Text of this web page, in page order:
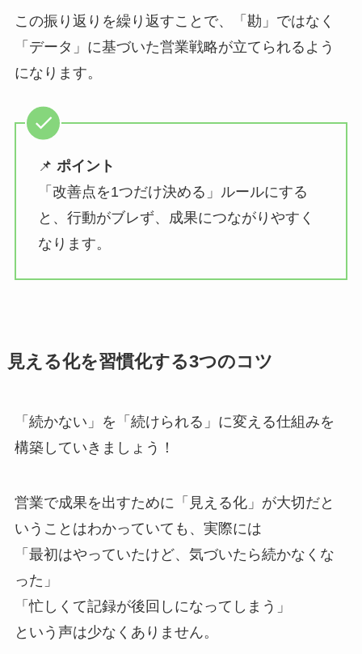
この振り返りを繰り返すことで、「勘」ではなく
「データ」に基づいた営業戦略が立てられるよう
になります。
📌 ポイント
「改善点を1つだけ決める」ルールにする
と、行動がブレず、成果につながりやすく
なります。
見える化を習慣化する3つのコツ
「続かない」を「続けられる」に変える仕組みを
構築していきましょう！
営業で成果を出すために「見える化」が大切だと
いうことはわかっていても、実際には
「最初はやっていたけど、気づいたら続かなくな
った」
「忙しくて記録が後回しになってしまう」
という声は少なくありません。